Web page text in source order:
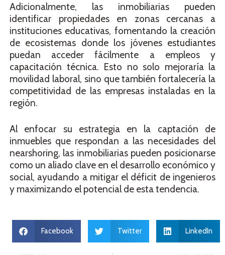
Adicionalmente, las inmobiliarias pueden
identificar propiedades en zonas cercanas a
instituciones educativas, fomentando la creación
de ecosistemas donde los jóvenes estudiantes
puedan acceder fácilmente a empleos y
capacitación técnica. Esto no solo mejoraría la
movilidad laboral, sino que también fortalecería la
competitividad de las empresas instaladas en la
región.
Al enfocar su estrategia en la captación de
inmuebles que respondan a las necesidades del
nearshoring, las inmobiliarias pueden posicionarse
como un aliado clave en el desarrollo económico y
social, ayudando a mitigar el déficit de ingenieros
y maximizando el potencial de esta tendencia.
Facebook Twitter LinkedIn